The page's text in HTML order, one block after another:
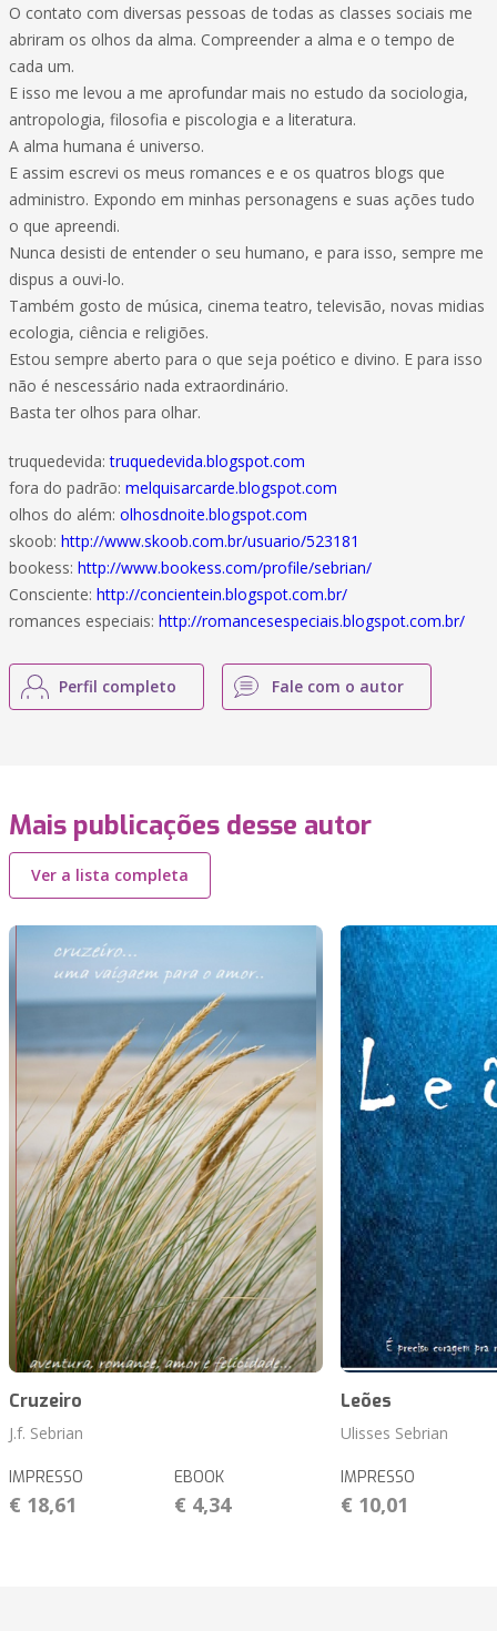
O contato com diversas pessoas de todas as classes sociais me
abriram os olhos da alma. Compreender a alma e o tempo de
cada um.
E isso me levou a me aprofundar mais no estudo da sociologia,
antropologia, filosofia e piscologia e a literatura.
A alma humana é universo.
E assim escrevi os meus romances e e os quatros blogs que
administro. Expondo em minhas personagens e suas ações tudo
o que apreendi.
Nunca desisti de entender o seu humano, e para isso, sempre me
dispus a ouvi-lo.
Também gosto de música, cinema teatro, televisão, novas midias
ecologia, ciência e religiões.
Estou sempre aberto para o que seja poético e divino. E para isso
não é nescessário nada extraordinário.
Basta ter olhos para olhar.
truquedevida:truquedevida.blogspot.com
fora do padrão: melquisarcarde.blogspot.com
olhos do além: olhosdnoite.blogspot.com
skoob: http://www.skoob.com.br/usuario/523181
bookess: http://www.bookess.com/profile/sebrian/
Consciente: http://concientein.blogspot.com.br/
romances especiais: http://romancesespeciais.blogspot.com.br/
Perfil completo Fale com o autor
Mais publicações desse autor
Ver a lista completa
Cruzeiro
J.f. Sebrian
IMPRESSO
€ 18,61
EBOOK
€ 4,34
Leões
Ulisses Sebrian
IMPRESSO
€ 10,01